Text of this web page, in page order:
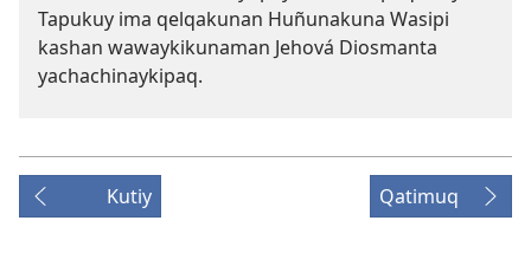
Tapukuy ima qelqakunan Huñunakuna Wasipi
kashan wawaykikunaman Jehová Diosmanta
yachachinaykipaq.
Kutiy Qatimuq